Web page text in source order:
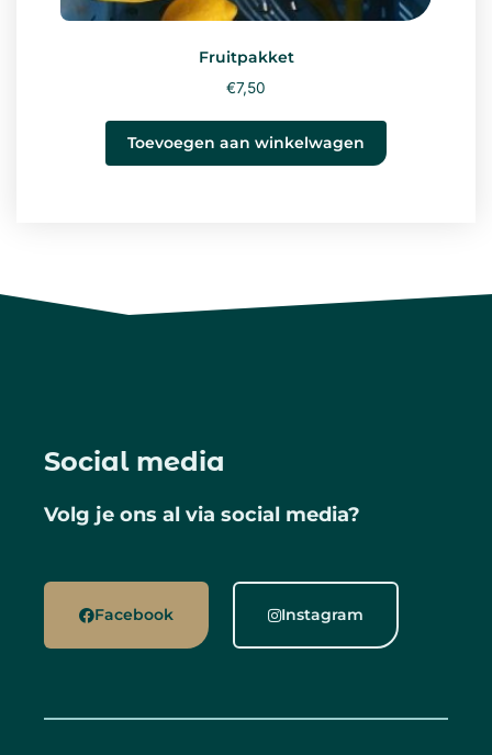
Fruitpakket
€7,50
Toevoegen aan winkelwagen
Social media
Volg je ons al via social media?
Facebook Instagram